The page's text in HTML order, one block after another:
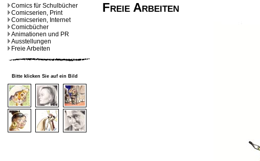
Comics für Schulbücher
Comicserien, Print
Comicserien, Internet
Comicbücher
Animationen und PR
Ausstellungen
Freie Arbeiten
Bitte klicken Sie auf ein Bild
Freie Arbeiten